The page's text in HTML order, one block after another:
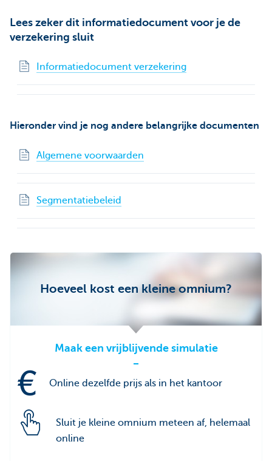
Lees zeker dit informatiedocument voor je de
verzekering sluit
Informatiedocument verzekering
Hieronder vind je nog andere belangrijke documenten
Algemene voorwaarden
Segmentatiebeleid
Hoeveel kost een kleine omnium?
Maak een vrijblijvende simulatie
Online dezelfde prijs als in het kantoor
Sluit je kleine omnium meteen af, helemaal
online